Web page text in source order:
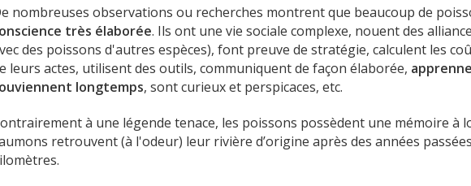
nombreuses observations ou recherches montrent que beaucoup de
très élaborée. Ils ont une vie sociale complexe, nouent des
des poissons d'autres espèces), font preuve de stratégie, calculent les
leurs actes, utilisent des outils, communiquent de façon élaborée,
longtemps, sont curieux et perspicaces, etc.
à une légende tenace, les poissons possèdent une mémoire à
retrouvent (à l'odeur) leur rivière d’origine après des années